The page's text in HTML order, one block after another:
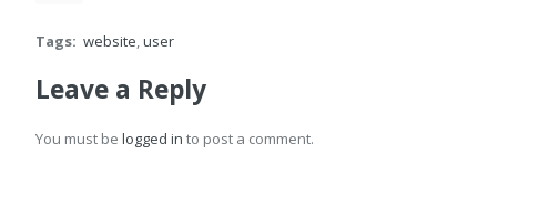
Tags: website,user
Leave a Reply
You must be logged in to post a comment.